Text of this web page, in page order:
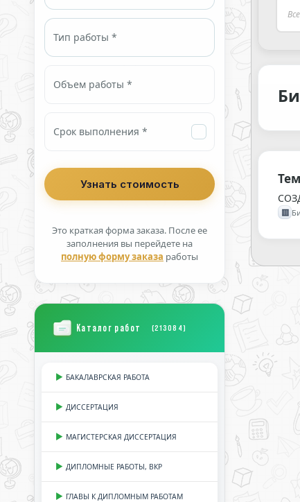
▥
Тип работы *
Объем работы *
Срок выполнения *
Это краткая форма заказа. После ее
заполнения вы перейдете на
полную форму заказа работы
Каталог работ (213084)
БАКАЛАВРСКАЯ РАБОТА
ДИССЕРТАЦИЯ
МАГИСТЕРСКАЯ ДИССЕРТАЦИЯ
ДИПЛОМНЫЕ РАБОТЫ, ВКР
ГЛАВЫ К ДИПЛОМНЫМ РАБОТАМ